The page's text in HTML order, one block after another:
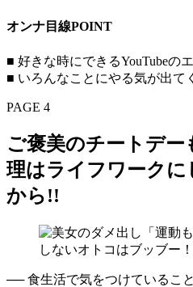
オンナ目線POINT
■ 好きな時にできるYouTubeの
■ いろんなことにやる気が出て
PAGE 4
ご褒美のチートデ
理はライフワーク
から!!
── 食生活で気をつけているこ